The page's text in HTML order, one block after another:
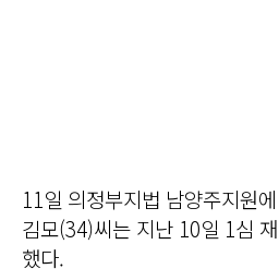
11일 의정부지법 남양주지원
김모(34)씨는 지난 10일 1심
했다.